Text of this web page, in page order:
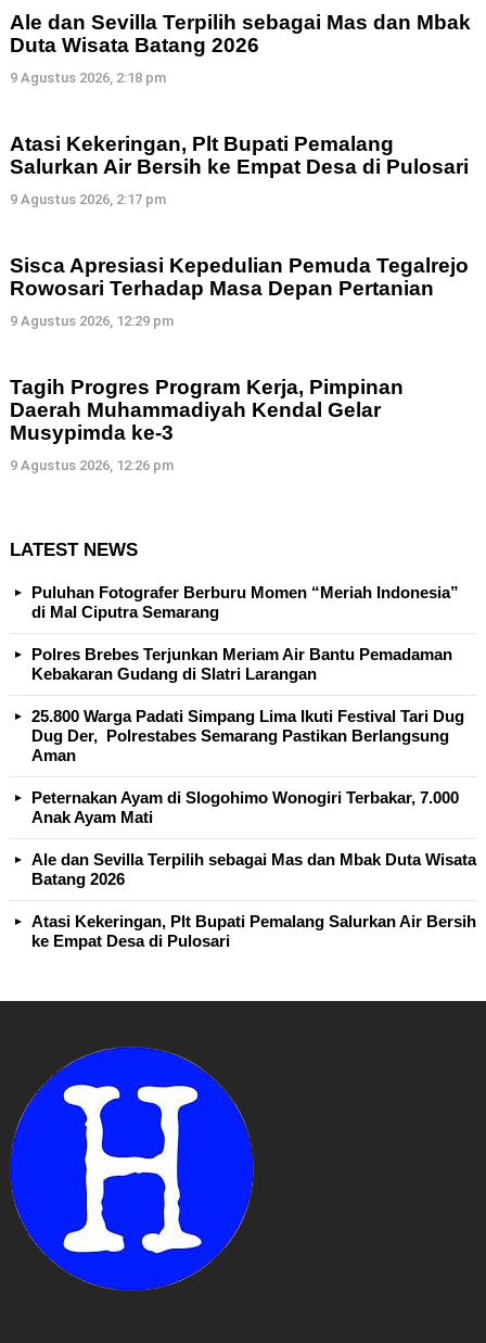
Ale dan Sevilla Terpilih sebagai Mas dan Mbak
Duta Wisata Batang 2026
9 Agustus 2026, 2:18 pm
Atasi Kekeringan, Plt Bupati Pemalang
Salurkan Air Bersih ke Empat Desa di Pulosari
9 Agustus 2026, 2:17 pm
Sisca Apresiasi Kepedulian Pemuda Tegalrejo
Rowosari Terhadap Masa Depan Pertanian
9 Agustus 2026, 12:29 pm
Tagih Progres Program Kerja, Pimpinan
Daerah Muhammadiyah Kendal Gelar
Musypimda ke-3
9 Agustus 2026, 12:26 pm
LATEST NEWS
Puluhan Fotografer Berburu Momen “Meriah Indonesia”
di Mal Ciputra Semarang
Polres Brebes Terjunkan Meriam Air Bantu Pemadaman
Kebakaran Gudang di Slatri Larangan
25.800 Warga Padati Simpang Lima Ikuti Festival Tari Dug
Dug Der, Polrestabes Semarang Pastikan Berlangsung
Aman
Peternakan Ayam di Slogohimo Wonogiri Terbakar, 7.000
Anak Ayam Mati
Ale dan Sevilla Terpilih sebagai Mas dan Mbak Duta Wisata
Batang 2026
Atasi Kekeringan, Plt Bupati Pemalang Salurkan Air Bersih
ke Empat Desa di Pulosari